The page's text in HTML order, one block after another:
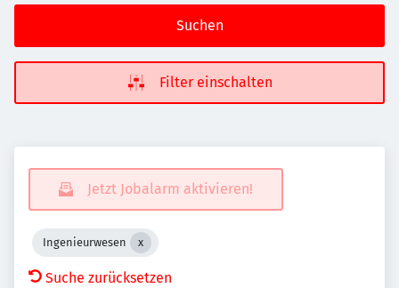
Suchen
Filter einschalten
Jetzt Jobalarm aktivieren!
Ingenieurwesen
Suche zurücksetzen